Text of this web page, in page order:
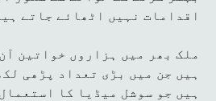
اقدامات نہیں اٹھائے جاتے
ملک بھر میں ہزاروں خواتین
ہیں جن میں بڑی تعداد پڑھی
ہیں جو سوشل میڈیا کا